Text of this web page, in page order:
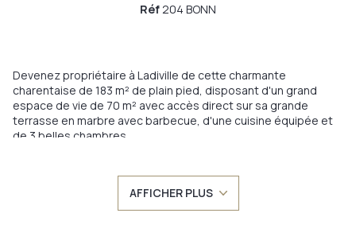
Réf204 BONN
Devenez propriétaire à Ladiville de cette charmante
charentaise de 183 m² de plain pied, disposant d'un grand
espace de vie de 70 m² avec accès direct sur sa grande
terrasse en marbre avec barbecue, d'une cuisine équipée et
de 3 belles chambres.
piscine (alimentée par un puits) et abritée par un dôme.
Le bien vous fait profiter d'une grange de 90 m² pour abriter
vos voitures et/ou laisser libre cours à votre imagination pour
AFFICHER PLUS